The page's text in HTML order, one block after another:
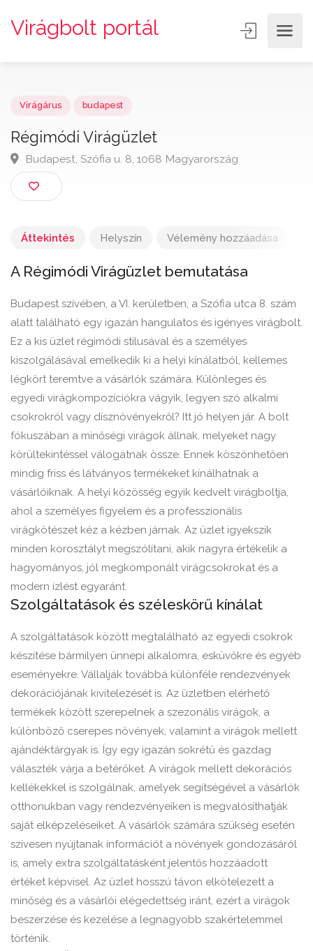
Virágbolt portál
Régimódi Virágüzlet
Budapest, Szófia u. 8, 1068 Magyarország
Áttekintés Helyszín Vélemény hozzáadása
A Régimódi Virágüzlet bemutatása
Budapest szívében, a VI. kerületben, a Szófia utca 8. szám
alatt található egy igazán hangulatos és igényes virágbolt.
Ez a kis üzlet régimódi stílusával és a személyes
kiszolgálásával emelkedik ki a helyi kínálatból, kellemes
légkört teremtve a vásárlók számára. Különleges és
egyedi virágkompozíciókra vágyik, legyen szó alkalmi
csokrokról vagy dísznövényekről? Itt jó helyen jár. A bolt
fókuszában a minőségi virágok állnak, melyeket nagy
körültekintéssel válogatnak össze. Ennek köszönhetően
mindig friss és látványos termékeket kínálhatnak a
vásárlóiknak. A helyi közösség egyik kedvelt virágboltja,
ahol a személyes figyelem és a professzionális
virágkötészet kéz a kézben járnak. Az üzlet igyekszik
minden korosztályt megszólítani, akik nagyra értékelik a
hagyományos, jól megkomponált virágcsokrokat és a
modern ízlést egyaránt.
Szolgáltatások és széleskörű kínálat
A szolgáltatások között megtalálható az egyedi csokrok
készítése bármilyen ünnepi alkalomra, esküvőkre és egyéb
eseményekre. Vállalják továbbá különféle rendezvények
dekorációjának kivitelezését is. Az üzletben elérhető
termékek között szerepelnek a szezonális virágok, a
különböző cserepes növények, valamint a virágok mellett
ajándéktárgyak is. Így egy igazán sokrétű és gazdag
választék várja a betérőket. A virágok mellett dekorációs
kellékekkel is szolgálnak, amelyek segítségével a vásárlók
otthonukban vagy rendezvényeiken is megvalósíthatják
saját elképzeléseiket. A vásárlók számára szükség esetén
szívesen nyújtanak információt a növények gondozásáról
is, amely extra szolgáltatásként jelentős hozzáadott
értéket képvisel. Az üzlet hosszú távon elkötelezett a
minőség és a vásárlói elégedettség iránt, ezért a virágok
beszerzése és kezelése a legnagyobb szakértelemmel
történik.